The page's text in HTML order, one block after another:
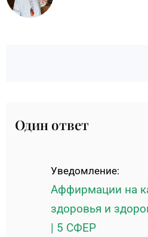
Один ответ
Уведомление:
Аффирмации на
здоровья и
| 5 СФЕР